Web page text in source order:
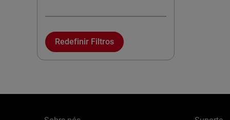
Redefinir Filtros